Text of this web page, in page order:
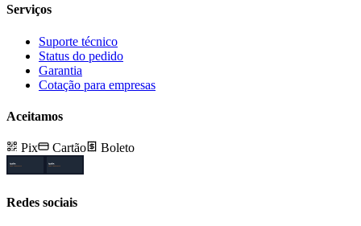
Serviços
Suporte técnico
Status do pedido
Garantia
Cotação para empresas
Aceitamos
Pix Cartão Boleto
Redes sociais